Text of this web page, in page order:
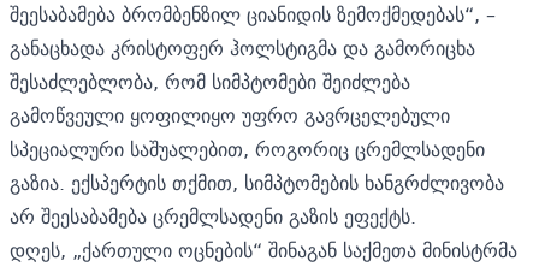
შეესაბამება ბრომბენზილ ციანიდის ზემოქმედებას“, –
განაცხადა კრისტოფერ ჰოლსტიგმა და გამორიცხა
შესაძლებლობა, რომ სიმპტომები შეიძლება
გამოწვეული ყოფილიყო უფრო გავრცელებული
სპეციალური საშუალებით, როგორიც ცრემლსადენი
გაზია. ექსპერტის თქმით, სიმპტომების ხანგრძლივობა
არ შეესაბამება ცრემლსადენი გაზის ეფექტს.
დღეს, „ქართული ოცნების“ შინაგან საქმეთა მინისტრმა